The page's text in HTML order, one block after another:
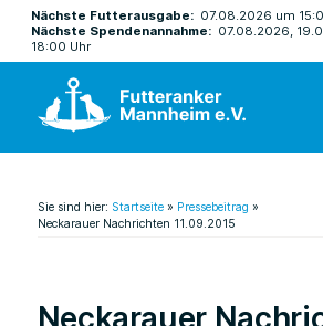
Nächste Futterausgabe: 07.08.2026 um
Nächste Spendenannahme: 07.08.2026,
18:00 Uhr
Sie sind hier: Startseite» Pressebeitrag »
Neckarauer Nachrichten 11.09.2015
Neckarauer